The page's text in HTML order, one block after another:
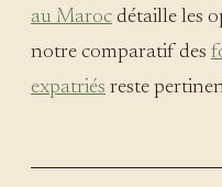
au Maroc détaille les
notre comparatif des
expatriés reste